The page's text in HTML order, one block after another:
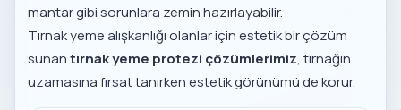
mantar gibi sorunlara zemin hazırlayabilir.
Tırnak yeme alışkanlığı olanlar için estetik bir çözüm
sunantırnak yeme protezi çözümlerimiz, tırnağın
uzamasına fırsat tanırken estetik görünümü de korur.